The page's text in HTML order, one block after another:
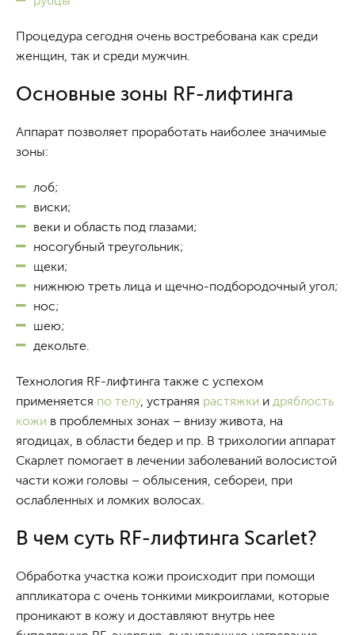
Процедура сегодня очень востребована как среди
женщин, так и среди мужчин.
Основные зоны RF-лифтинга
Аппарат позволяет проработать наиболее значимые
зоны:
лоб;
виски;
веки и область под глазами;
носогубный треугольник;
щеки;
нижнюю треть лица и щечно-подбородочный угол;
нос;
шею;
декольте.
Технология RF-лифтинга также с успехом
применяется по телу, устраняя растяжки и дряблость
кожи в проблемных зонах – внизу живота, на
ягодицах, в области бедер и пр. В трихологии аппарат
Скарлет помогает в лечении заболеваний волосистой
части кожи головы – облысения, себореи, при
ослабленных и ломких волосах.
В чем суть RF-лифтинга Scarlet?
Обработка участка кожи происходит при помощи
аппликатора с очень тонкими микроиглами, которые
проникают в кожу и доставляют внутрь нее